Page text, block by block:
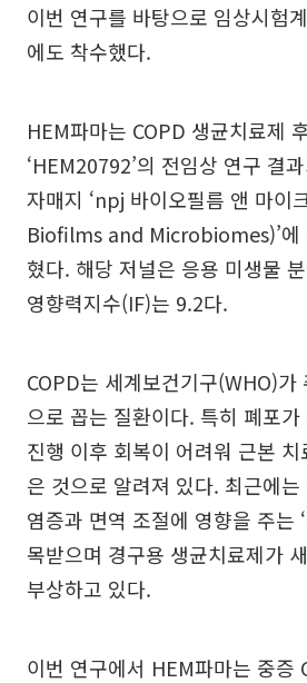
이번 연구를 바탕으로 임상시험
에도 착수했다.
HEM파마는 COPD 생균치료제
‘HEM20792’의 전임상 연구 결
자매지 ‘npj 바이오필름 앤 마이
Biofilms and Microbiomes)’에
혔다. 해당 저널은 응용 미생물
영향력지수(IF)는 9.2다.
COPD는 세계보건기구(WHO)가
으로 꼽는 질환이다. 특히 폐포
진행 이후 회복이 어려워 근본
은 것으로 알려져 있다. 최근에
염증과 면역 조절에 영향을 주는
목받으며 경구용 생균치료제가
부상하고 있다.
이번 연구에서 HEM파마는 중증